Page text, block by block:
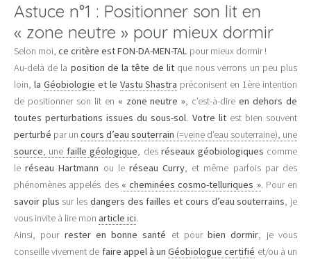
Astuce n°1 : Positionner son lit en
« zone neutre » pour mieux dormir
Selon moi, ce critère est FON-DA-MEN-TAL pour mieux dormir !
Au-delà de la position de la tête de litque nous verrons un peu plus
loin, la Géobiologie et le Vastu Shastra préconisent en 1ère intention
de positionner son lit en « zone neutre », c’est-à-direen dehors de
toutes perturbations issues du sous-sol. Votre litest bien souvent
perturbé par un cours d’eau souterrain (=veine d’eau souterraine), une
source, une faille géologique, desréseaux géobiologiques comme
leréseau Hartmann ou le réseau Curry, et même parfois par des
phénomènes appelés des « cheminées cosmo-telluriques ». Pour en
savoir plus sur les dangers des failles et cours d’eau souterrains, je
vous invite à lire mon article ici.
Ainsi, pour rester en bonne santé et pourbien dormir, je vous
conseille vivement de faire appel à unGéobiologue certifié et/ou à un